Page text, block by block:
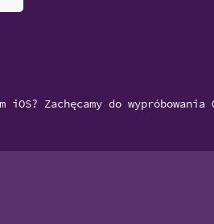
Zachęcamy do wypróbowania